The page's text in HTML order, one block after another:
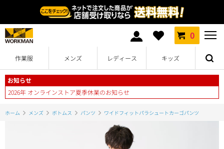
0
作業服 メンズ レディース キッズ
お知らせ
2026年 オンラインストア夏季休業のお知らせ
ホーム メンズ ボトムス パンツ ワイドフィットパラシュートカーゴパンツ